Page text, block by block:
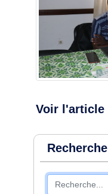
Voir l'article
Recherche